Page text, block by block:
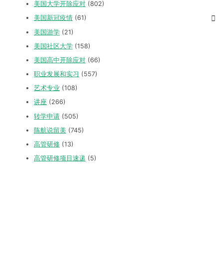
美国大学开除应对 (802)
美国新冠疫情 (61)
美国游学 (21)
美国社区大学 (158)
美国高中开除应对 (66)
职业发展和实习 (557)
艺术专业 (108)
讲座 (266)
转学申请 (505)
陈航说留美 (745)
高管研修 (13)
高管研修项目速递 (5)